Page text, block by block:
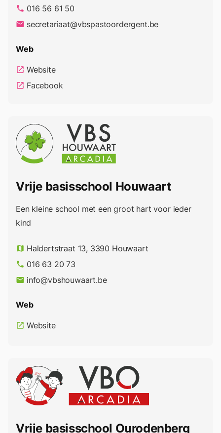
phone 016 56 61 50
email secretariaat@vbspastoordergent.be
Web
open_in_new Website
open_in_new Facebook
Vrije basisschool Houwaart
Een kleine school met een groot hart voor ieder
kind
map Haldertstraat 13, 3390 Houwaart
phone 016 63 20 73
email info@vbshouwaart.be
Web
open_in_new Website
Vrije basisschool Ourodenberg